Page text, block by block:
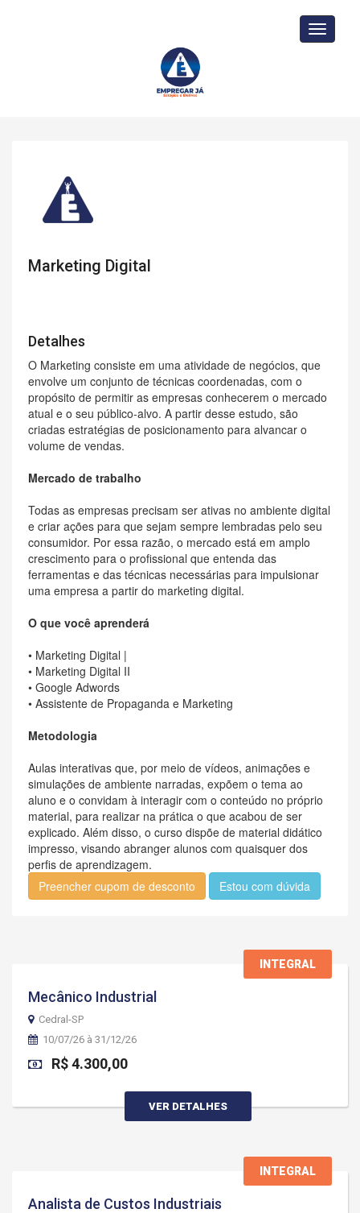
Toggle
Marketing Digital
Detalhes
O Marketing consiste em uma atividade de negócios, que
envolve um conjunto de técnicas coordenadas, com o
propósito de permitir as empresas conhecerem o mercado
atual e o seu público-alvo. A partir desse estudo, são
criadas estratégias de posicionamento para alvancar o
volume de vendas.
Mercado de trabalho
Todas as empresas precisam ser ativas no ambiente digital
e criar ações para que sejam sempre lembradas pelo seu
consumidor. Por essa razão, o mercado está em amplo
crescimento para o profissional que entenda das
ferramentas e das técnicas necessárias para impulsionar
uma empresa a partir do marketing digital.
O que você aprenderá
• Marketing Digital |
• Marketing Digital II
• Google Adwords
• Assistente de Propaganda e Marketing
Metodologia
Aulas interativas que, por meio de vídeos, animações e
simulações de ambiente narradas, expõem o tema ao
aluno e o convidam à interagir com o conteúdo no próprio
material, para realizar na prática o que acabou de ser
explicado. Além disso, o curso dispõe de material didático
impresso, visando abranger alunos com quaisquer dos
perfis de aprendizagem.
Preencher cupom de desconto
Estou com dúvida
INTEGRAL
Mecânico Industrial
Cedral-SP
10/07/26 à 31/12/26
R$ 4.300,00
VER DETALHES
INTEGRAL
Analista de Custos Industriais